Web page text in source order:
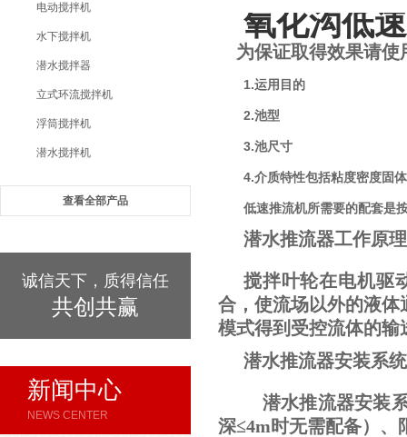
电动搅拌机
水下搅拌机
潜水搅拌器
立式环流搅拌机
浮筒搅拌机
潜水搅拌机
查看全部产品
诚信天下，质得信任
共创共赢
新闻中心
NEWS CENTER
氧化沟低
为保证取得效果请使
1.运用目的
2.池型
3.池尺寸
4.介质特性包括粘度密度固
低速推流机所需要的配套是
潜水推流器工作原
搅拌叶轮在电机驱
合，使流场以外的液
模式得到受控流体的输
潜水推流器安装系
潜水推流器安装
深≤4m时无需配备）、